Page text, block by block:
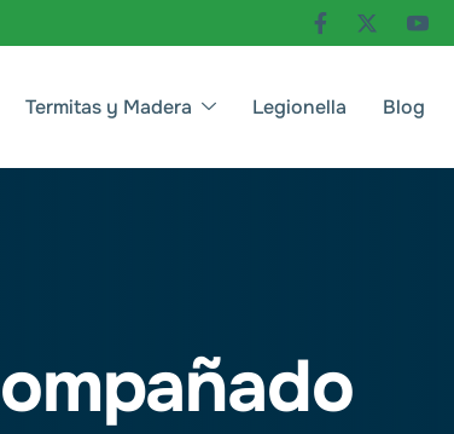
Termitas y Madera Legionella Blog